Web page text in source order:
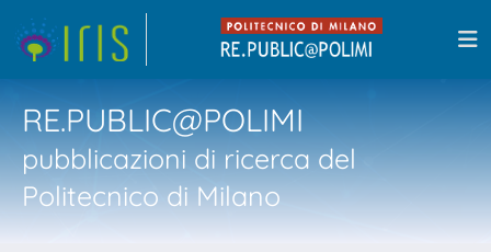
RE.PUBLIC@POLIMI
pubblicazioni di ricerca del
Politecnico di Milano